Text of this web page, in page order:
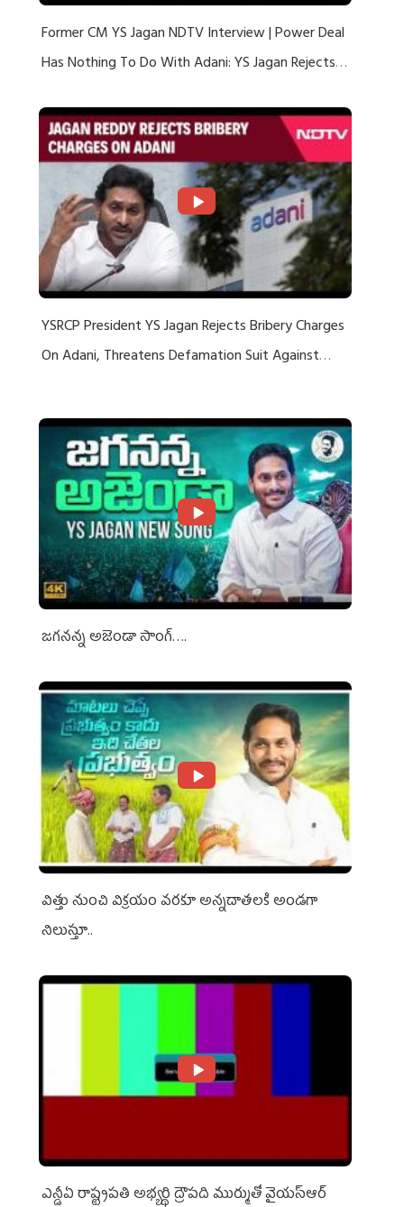
Former CM YS Jagan NDTV Interview | Power Deal
Has Nothing To Do With Adani: YS Jagan Rejects
YSRCP President YS Jagan Rejects Bribery Charges
On Adani, Threatens Defamation Suit Against
జగనన్న అజెండా సాంగ్….
విత్తు నుంచి విక్రయం వరకూ అన్నదాతలకి అండగా
నిలుస్తూ..
ఎన్డీఏ రాష్ట్ర‌ప‌తి అభ్య‌ర్థి ద్రౌప‌ది ముర్ముతో వైయ‌స్ఆర్